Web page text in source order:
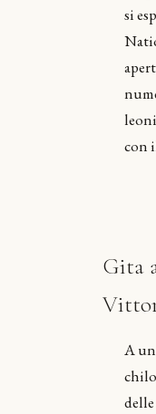
si
con
Gita
A